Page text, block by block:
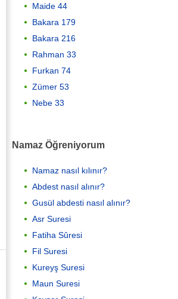
Maide 44
Bakara 179
Bakara 216
Rahman 33
Furkan 74
Zümer 53
Nebe 33
Namaz Öğreniyorum
Namaz nasıl kılınır?
Abdest nasıl alınır?
Gusül abdesti nasıl alınır?
Asr Suresi
Fatiha Sûresi
Fil Suresi
Kureyş Suresi
Maun Suresi